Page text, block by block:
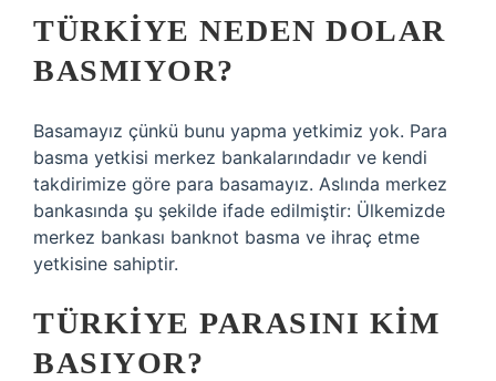
TÜRKIYE NEDEN DOLAR
BASMIYOR?
Basamayız çünkü bunu yapma yetkimiz yok. Para
basma yetkisi merkez bankalarındadır ve kendi
takdirimize göre para basamayız. Aslında merkez
bankasında şu şekilde ifade edilmiştir: Ülkemizde
merkez bankası banknot basma ve ihraç etme
yetkisine sahiptir.
TÜRKIYE PARASINI KIM
BASIYOR?